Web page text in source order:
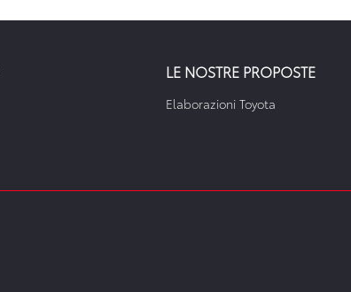
LE NOSTRE PROPOSTE
Elaborazioni Toyota